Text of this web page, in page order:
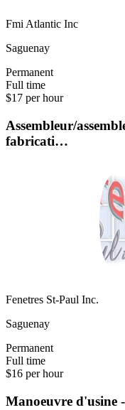
Fmi Atlantic Inc
Saguenay
Permanent
Full time
$17 per hour
Assembleur/
fabricati…
Fenetres St-Paul Inc.
Saguenay
Permanent
Full time
$16 per hour
Manoeuvre d'usine